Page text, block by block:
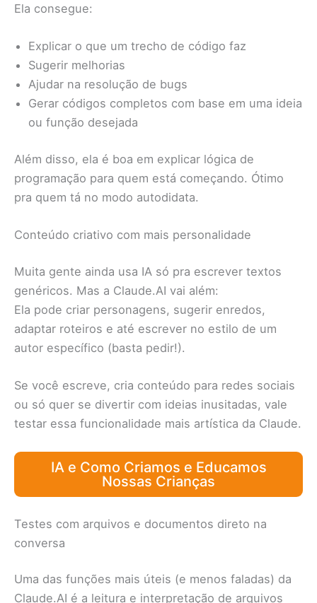
Ela consegue:
Explicar o que um trecho de código faz
Sugerir melhorias
Ajudar na resolução de bugs
Gerar códigos completos com base em uma ideia
ou função desejada
Além disso, ela é boa em explicar lógica de
programação para quem está começando. Ótimo
pra quem tá no modo autodidata.
Conteúdo criativo com mais personalidade
Muita gente ainda usa IA só pra escrever textos
genéricos. Mas a Claude.AI vai além:
Ela pode criar personagens, sugerir enredos,
adaptar roteiros e até escrever no estilo de um
autor específico (basta pedir!).
Se você escreve, cria conteúdo para redes sociais
ou só quer se divertir com ideias inusitadas, vale
testar essa funcionalidade mais artística da Claude.
IA e Como Criamos e Educamos
Nossas Crianças
Testes com arquivos e documentos direto na
conversa
Uma das funções mais úteis (e menos faladas) da
Claude.AI é a leitura e interpretação de arquivos